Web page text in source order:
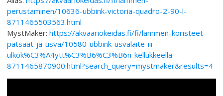
perustaminen/10636-ubbink-victoria-quadro-2-90-l-
8711465503563.html
MystMaker:https://akvaariokeidas.fi/fi/lammen-koristeet-
patsaat-ja-usva/10580-ubbink-usvalaite-iii-
ulkok%C3%A4ytt%C3%B6%C3%B6n-kellukkeella-
8711465870900.html?search_query=mystmaker&results=4